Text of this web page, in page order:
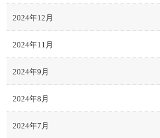
2024年12月
2024年11月
2024年9月
2024年8月
2024年7月